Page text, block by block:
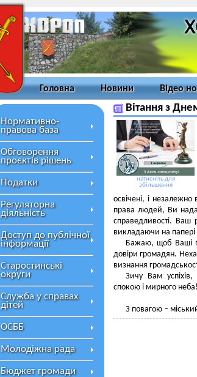
Головна Новини Відео
Нормативно-
правова база
Обговорення
проєктів рішень
Податки
Регуляторна
діяльність
Доступ до публічної
інформації
Старостинські
округи
Служба у справах
дітей
ОСББ
Молодіжна рада
Бюджет громади
Вітання з
натисніть для
збільшення
освічені, і
права людей, Ви
справедливості. Ваш
викладаючи на
Бажаю, щоб Ваші
довіри громадян.
визнання
Зичу Вам
спокою і мирного неба!
З повагою –